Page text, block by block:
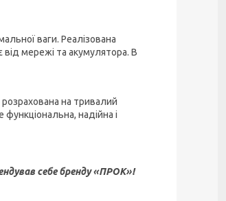
ваги. Реалізована
мережі та акумулятора. В
на тривалий
надійна і
себе бренду «ПРОК»!